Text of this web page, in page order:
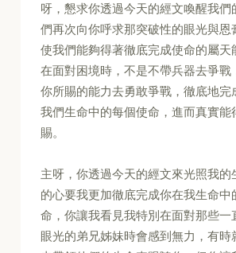
呀，懇求你透過今天的經文喚醒我們
們再次向你呼求那突破性的眼光與恩
使我們能夠得著徹底完成使命的屬天
在面對困境時，不是不帶兵器去爭戰
你所賜的能力去勇敢爭戰，徹底地完
我們生命中的每個使命，進而真實能
賜。
主呀，你透過今天的經文來光照我的
的心要我更加徹底完成你在我生命中
命，你讓我看見我特別在面對那些一
眼光的弟兄姊妹時會感到無力，有時